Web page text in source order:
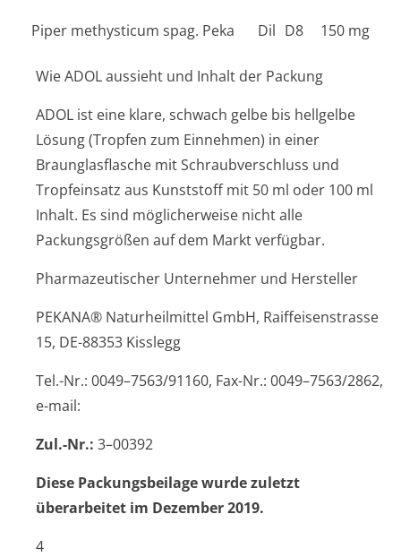
Piper methysticum spag. Peka Dil D8 150 mg
Wie ADOL aussieht und Inhalt der Packung
ADOL ist eine klare, schwach gelbe bis hellgelbe
Lösung (Tropfen zum Einnehmen) in einer
Braunglasflasche mit Schraubverschluss und
Tropfeinsatz aus Kunststoff mit 50 ml oder 100 ml
Inhalt. Es sind möglicherweise nicht alle
Packungsgrößen auf dem Markt verfügbar.
Pharmazeutischer Unternehmer und Hersteller
PEKANA® Naturheilmittel GmbH, Raiffeisenstrasse
15, DE-88353 Kisslegg
Tel.-Nr.: 0049–7563/91160, Fax-Nr.: 0049–7563/2862,
e-mail:
Zul.-Nr.: 3–00392
Diese Packungsbeilage wurde zuletzt
überarbeitet im Dezember 2019.
4